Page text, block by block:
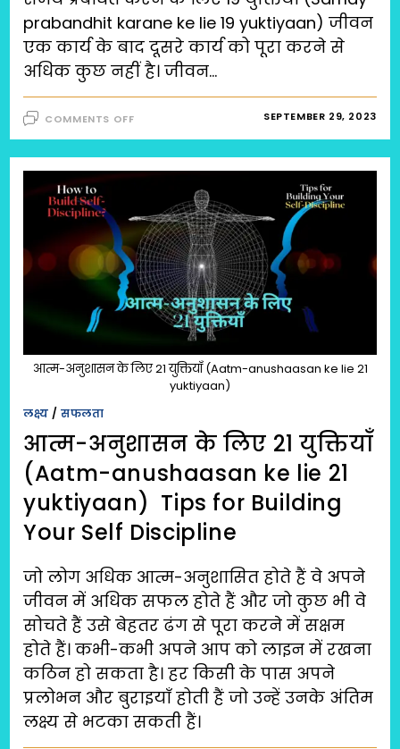
prabandhit karane ke lie 19 yuktiyaan) जीवन
एक कार्य के बाद दूसरे कार्य को पूरा करने से
अधिक कुछ नहीं है। जीवन…
COMMENTS OFFON
प्रबंधित
के
लिए
(SAMAY
PRABANDHIT
KARANE
KE
LIE
19
YUKTIYAAN)
SEPTEMBER 29, 2023
आत्म-अनुशासन के लिए 21 युक्तियाँ (Aatm-anushaasan ke lie 21
yuktiyaan)
लक्ष्य /सफलता
आत्म-अनुशासन के लिए 21 युक्तियाँ
(Aatm-anushaasan ke lie 21
yuktiyaan) Tips for Building
Your Self Discipline
जो लोग अधिक आत्म-अनुशासित होते हैं वे अपने
जीवन में अधिक सफल होते हैं और जो कुछ भी वे
सोचते हैं उसे बेहतर ढंग से पूरा करने में सक्षम
होते हैं। कभी-कभी अपने आप को लाइन में रखना
कठिन हो सकता है। हर किसी के पास अपने
प्रलोभन और बुराइयाँ होती हैं जो उन्हें उनके अंतिम
लक्ष्य से भटका सकती हैं।